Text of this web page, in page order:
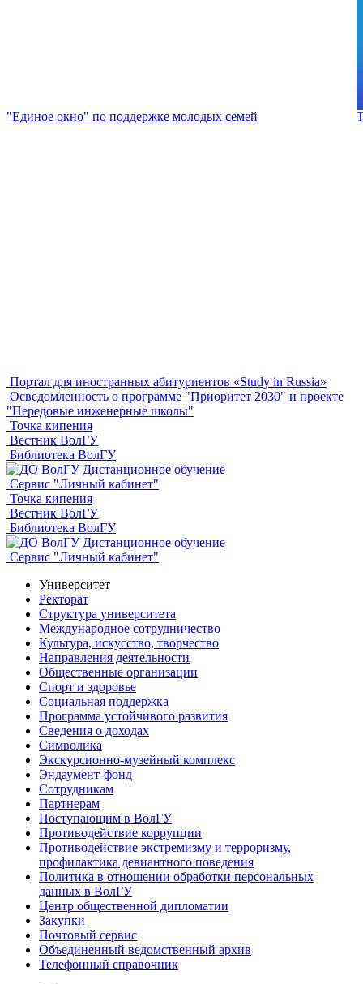
"Единое окно" по поддержке молодых семей
Портал для иностранных абитуриентов «Study in Russia»
Осведомленность о программе "Приоритет 2030" и проекте
"Передовые инженерные школы"
Точка кипения
Вестник ВолГУ
Библиотека ВолГУ
Дистанционное обучение
Сервис "Личный кабинет"
Точка кипения
Вестник ВолГУ
Библиотека ВолГУ
Дистанционное обучение
Сервис "Личный кабинет"
Университет
Ректорат
Структура университета
Международное сотрудничество
Культура, искусство, творчество
Направления деятельности
Общественные организации
Спорт и здоровье
Социальная поддержка
Программа устойчивого развития
Сведения о доходах
Символика
Экскурсионно-музейный комплекс
Эндаумент-фонд
Сотрудникам
Партнерам
Поступающим в ВолГУ
Противодействие коррупции
Противодействие экстремизму и терроризму,
профилактика девиантного поведения
Политика в отношении обработки персональных
данных в ВолГУ
Центр общественной дипломатии
Закупки
Почтовый сервис
Объединенный ведомственный архив
Телефонный справочник